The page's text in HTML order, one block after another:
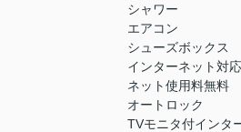
シャワー
エアコン
シューズボックス
インターネット対応
ネット使用料無料
オートロック
TVモニタ付インタ